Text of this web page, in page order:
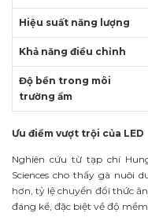
Hiệu suất năng lượng
Khả năng điều chỉnh
Độ bền trong môi
trường ẩm
Ưu điểm vượt trội của LED
Nghiên cứu từ tạp chí
Sciences cho thấy gà nuôi
hơn, tỷ lệ chuyển đổi thức
đáng kể, đặc biệt về độ